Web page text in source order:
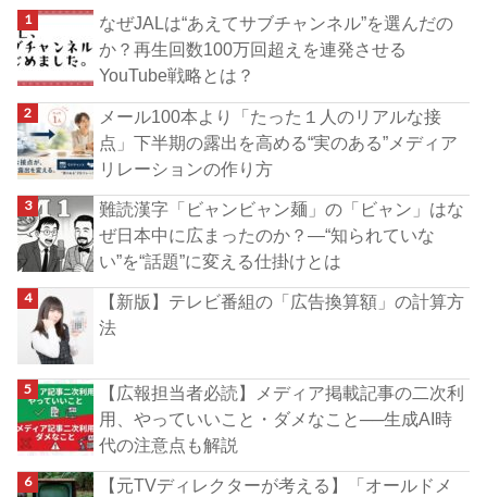
なぜJALは“あえてサブチャンネル”を選んだの
か？再生回数100万回超えを連発させる
YouTube戦略とは？
メール100本より「たった１人のリアルな接
点」下半期の露出を高める“実のある”メディア
リレーションの作り方
難読漢字「ビャンビャン麺」の「ビャン」はな
ぜ日本中に広まったのか？―“知られていな
い”を“話題”に変える仕掛けとは
【新版】テレビ番組の「広告換算額」の計算方
法
【広報担当者必読】メディア掲載記事の二次利
用、やっていいこと・ダメなこと──生成AI時
代の注意点も解説
【元TVディレクターが考える】「オールドメ